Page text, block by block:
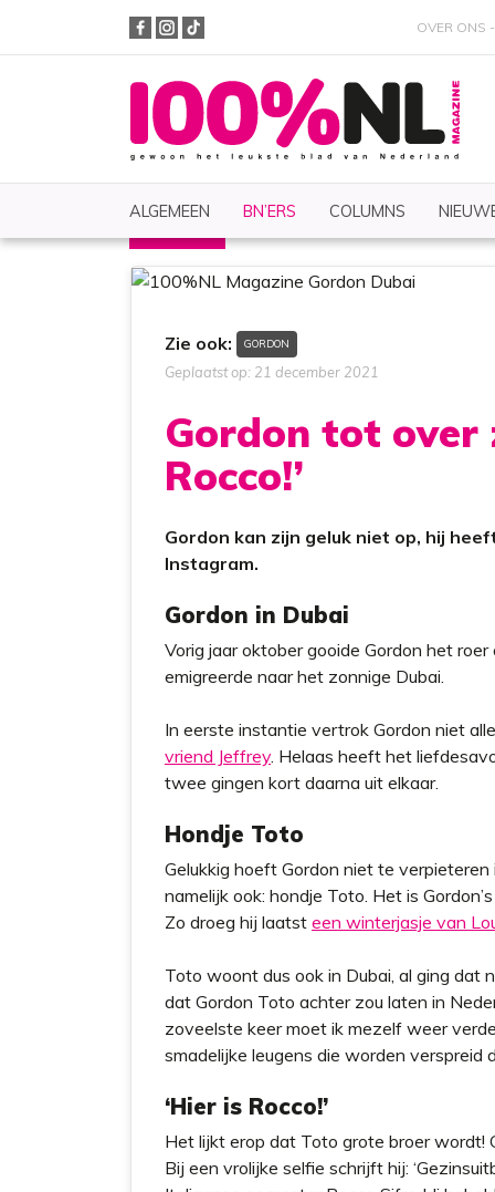
OVER ONS
ALGEMEEN BN’ERS COLUMNS
Zoeken
Zie ook: GORDON
Geplaatst op: 21 december 2021
Gordon tot over
Rocco!’
Gordon kan zijn geluk niet op, hij
Instagram.
Gordon in Dubai
Vorig jaar oktober gooide Gordon het
emigreerde naar het zonnige Dubai.
In eerste instantie vertrok Gordon niet
vriend Jeffrey. Helaas heeft het
twee gingen kort daarna uit elkaar.
Hondje Toto
Gelukkig hoeft Gordon niet te
namelijk ook: hondje Toto. Het is
Zo droeg hij laatst een winterjasje van
Toto woont dus ook in Dubai, al ging dat
dat Gordon Toto achter zou laten in
zoveelste keer moet ik mezelf weer
smadelijke leugens die worden verspreid
‘Hier is Rocco!’
Het lijkt erop dat Toto grote broer wordt!
Bij een vrolijke selfie schrijft hij: